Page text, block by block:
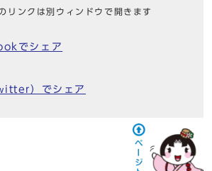
リンクは別ウィンドウで開きます
でシェア
）でシェア